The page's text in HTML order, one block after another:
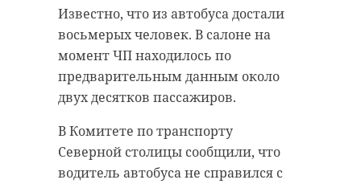
Известно, что из автобуса достали
восьмерых человек. В салоне на
момент ЧП находилось по
предварительным данным около
двух десятков пассажиров.
В Комитете по транспорту
Северной столицы сообщили, что
водитель автобуса не справился с
Ивангородской крепости
развернулся масштабный
концерт, который радовал не
только жителей и гостей города,
но и жителей эстонского города
На фото и видео, которые
публиковались в Сети, заметно,